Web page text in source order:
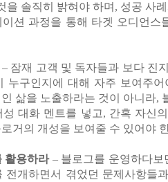
을 솔직히 밝혀야 하며, 성공 사
션 과정을 통해 타겟 오디언스
잠재 고객 및 독자들과 보다 진
누구인지에 대해 자주 보여주
삶을 노출하라는 것이 아니라,
대화 멘트를 넣고, 간혹 자신
거의 개성을 보여줄 수 있어야
활용하라– 블로그를 운영하다보
전개하면서 겪었던 문제사항들